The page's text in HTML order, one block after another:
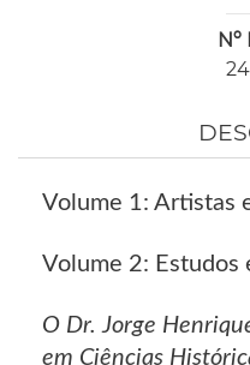
Nº
Volume 1: Artistas
Volume 2: Estudos
O Dr. Jorge
em Ciências